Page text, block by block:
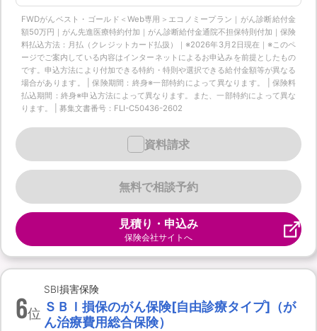
FWDがんベスト・ゴールド＜Web専用＞エコノミープラン｜がん診断給付金
額50万円｜がん先進医療特約付加｜がん診断給付金通院不担保特則付加｜保険
料払込方法：月払（クレジットカード払扱）｜※2026年3月2日現在｜※このペ
ージでご案内している内容はインターネットによるお申込みを前提としたもの
です。申込方法により付加できる特約・特則や選択できる給付金額等が異なる
場合があります。 | 保険期間：終身※一部特約によって異なります。 | 保険料
払込期間：終身※申込方法によって異なります。また、一部特約によって異な
ります。 | 募集文書番号：FLI-C50436-2602
無料で相談予約
資料請求
見積り・申込み
保険会社サイトへ
6位
SBI損害保険
ＳＢＩ損保のがん保険[自由診療タイプ]（が
ん治療費用総合保険）